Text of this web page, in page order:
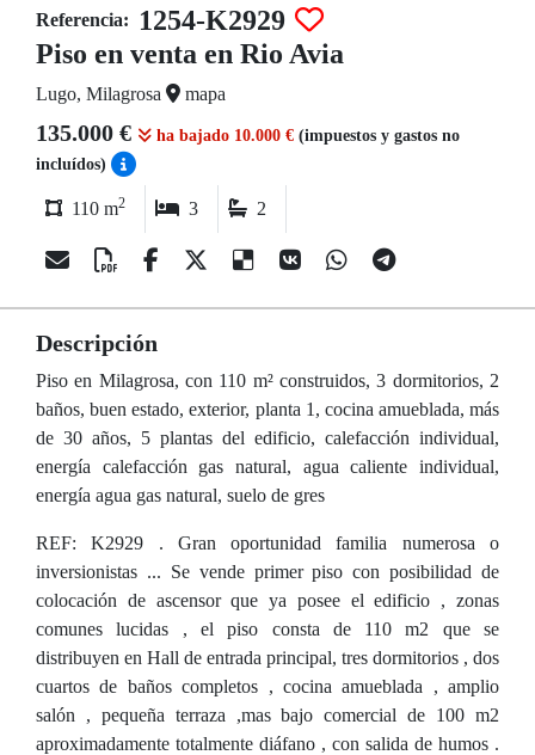
Referencia:
1254-K2929
Piso en venta en Rio Avia
Lugo, Milagrosa mapa
135.000 € ha bajado 10.000 € (impuestos y gastos no
incluídos)
110 m2 3 2
Descripción
Piso en Milagrosa, con 110 m² construidos, 3 dormitorios, 2
baños, buen estado, exterior, planta 1, cocina amueblada, más
de 30 años, 5 plantas del edificio, calefacción individual,
energía calefacción gas natural, agua caliente individual,
energía agua gas natural, suelo de gres
REF: K2929 . Gran oportunidad familia numerosa o
inversionistas ... Se vende primer piso con posibilidad de
colocación de ascensor que ya posee el edificio , zonas
comunes lucidas , el piso consta de 110 m2 que se
distribuyen en Hall de entrada principal, tres dormitorios , dos
cuartos de baños completos , cocina amueblada , amplio
salón , pequeña terraza ,mas bajo comercial de 100 m2
aproximadamente totalmente diáfano , con salida de humos .